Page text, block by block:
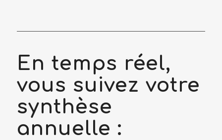
En temps réel,
vous suivez votre
synthèse
annuelle :